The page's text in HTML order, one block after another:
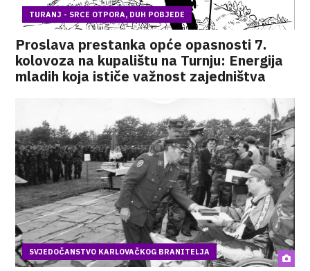
TURANJ - SRCE OTPORA, DUH POBJEDE
Proslava prestanka opće opasnosti 7.
kolovoza na kupalištu na Turnju: Energija
mladih koja ističe važnost zajedništva
SVJEDOČANSTVO KARLOVAČKOG BRANITELJA